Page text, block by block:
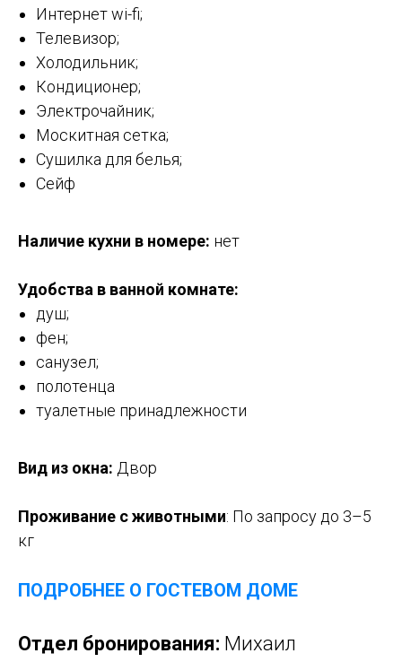
Интернет wi-fi;
Телевизор;
Холодильник;
Кондиционер;
Электрочайник;
Москитная сетка;
Сушилка для белья;
Сейф
Наличие кухни в номере: нет
Удобства в ванной комнате:
душ;
фен;
санузел;
полотенца
туалетные принадлежности
Вид из окна: Двор
Проживание с животными: По запросу до 3–5
кг
ПОДРОБНЕЕ О ГОСТЕВОМ ДОМЕ
Отдел бронирования: Михаил